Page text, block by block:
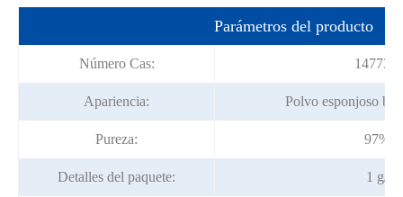
Parámetros del producto
Número Cas:
Apariencia: Polvo esponjoso
Pureza: 97%
Detalles del paquete: 1 g/